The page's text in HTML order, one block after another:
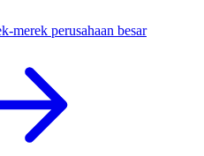
merek perusahaan besar